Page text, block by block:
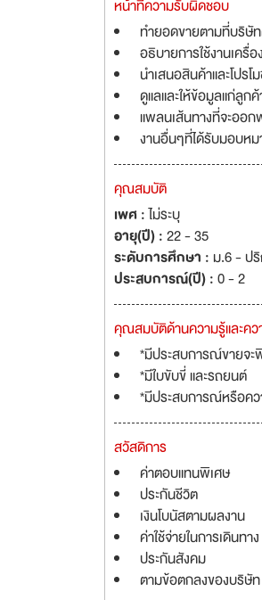
หน้าที่ความรับผิดชอบ
ทำยอดขายตามที่บริษั
อธิบายการใช้งานเครื่
นำเสนอสินค้าและโปร
ดูแลและให้ข้อมูลแก่ลู
แพลนเส้นทางที่จะออ
งานอื่นๆที่ได้รับมอบห
คุณสมบัติ
เพศ :ไม่ระบุ
อายุ(ปี) :22 - 35
ระดับการศึกษา : ม.6 - ป
ประสบการณ์(ปี) :0 - 2
คุณสมบัติด้านความรู้และคว
*มีประสบการณ์ขายจ
*มีใบขับขี่ และรถยนต์
*มีประสบการณ์หรือค
สวัสดิการ
ค่าตอบแทนพิเศษ
ประกันชีวิต
เงินโบนัสตามผลงาน
ค่าใช้จ่ายในการเดินทาง
ประกันสังคม
ตามข้อตกลงของบริษัท